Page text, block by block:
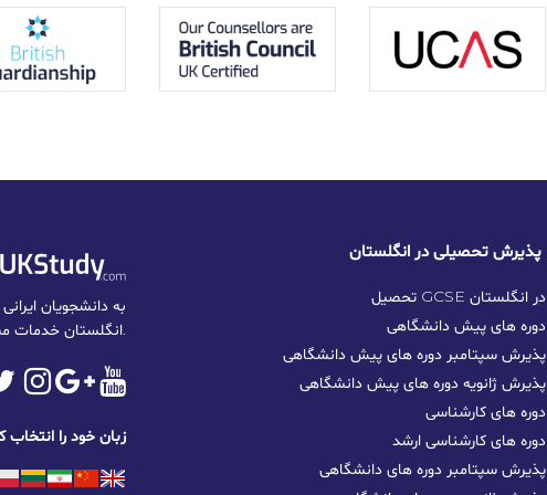
انگلستان خدمات مشاوره تخصصی و حرفه‌ای ارائه می‌دهد.
زبان خود را انتخاب
تحصیل GCSE در انگلستان
دوره های پیش دانشگاهی
پذیرش سپتامبر دوره های پیش دانشگاهی
پذیرش ژانویه دوره های پیش دانشگاهی
دوره های کارشناسی
دوره های کارشناسی ارشد
پذیرش سپتامبر دوره‌ های دانشگاهی